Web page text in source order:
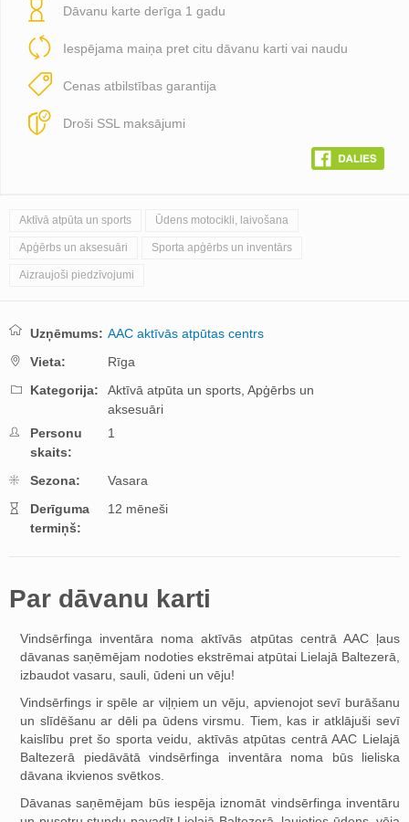
Dāvanu karte derīga 1 gadu
Iespējama maiņa pret citu dāvanu karti vai naudu
Cenas atbilstības garantija
Droši SSL maksājumi
Aktīvā atpūta un sports Ūdens motocikli, laivošana
Apģērbs un aksesuāri Sporta apģērbs un inventārs
Aizraujoši piedzīvojumi
Uzņēmums: AAC aktīvās atpūtas centrs
Vieta:
Rīga
Kategorija:
Aktīvā atpūta un sports, Apģērbs un
aksesuāri
Personu
skaits:
1
Sezona:
Vasara
Derīguma
termiņš:
12 mēneši
Par dāvanu karti
Vindsērfinga inventāra noma aktīvās atpūtas centrā AAC ļaus
dāvanas saņēmējam nodoties ekstrēmai atpūtai Lielajā Baltezerā,
izbaudot vasaru, sauli, ūdeni un vēju!
Vindsērfings ir spēle ar viļņiem un vēju, apvienojot sevī burāšanu
un slīdēšanu ar dēli pa ūdens virsmu. Tiem, kas ir atklājuši sevī
kaislību pret šo sporta veidu, aktīvās atpūtas centrā AAC Lielajā
Baltezerā piedāvātā vindsērfinga inventāra noma būs lieliska
dāvana ikvienos svētkos.
Dāvanas saņēmējam būs iespēja iznomāt vindsērfinga inventāru